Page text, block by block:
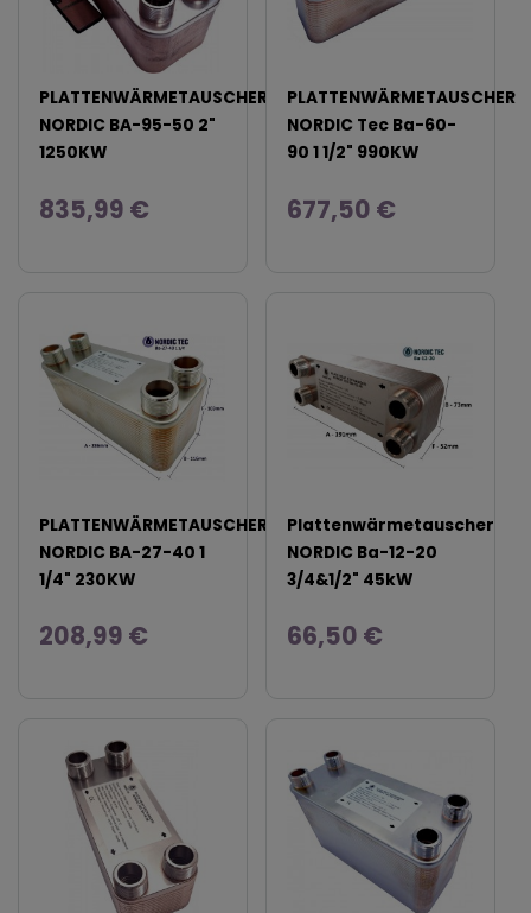
PLATTENWÄRMETAUSCHER
NORDIC BA-95-50 2"
1250KW
835,99 €
PLATTENWÄRMETAUSCHER
NORDIC Tec Ba-60-
90 1 1/2" 990KW
677,50 €
PLATTENWÄRMETAUSCHER
NORDIC BA-27-40 1
1/4" 230KW
208,99 €
Plattenwärmetauscher
NORDIC Ba-12-20
3/4&1/2" 45kW
66,50 €